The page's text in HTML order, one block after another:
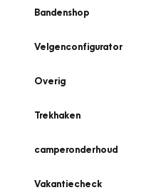
Bandenshop
Velgenconfigurator
Overig
Trekhaken
camperonderhoud
Vakantiecheck